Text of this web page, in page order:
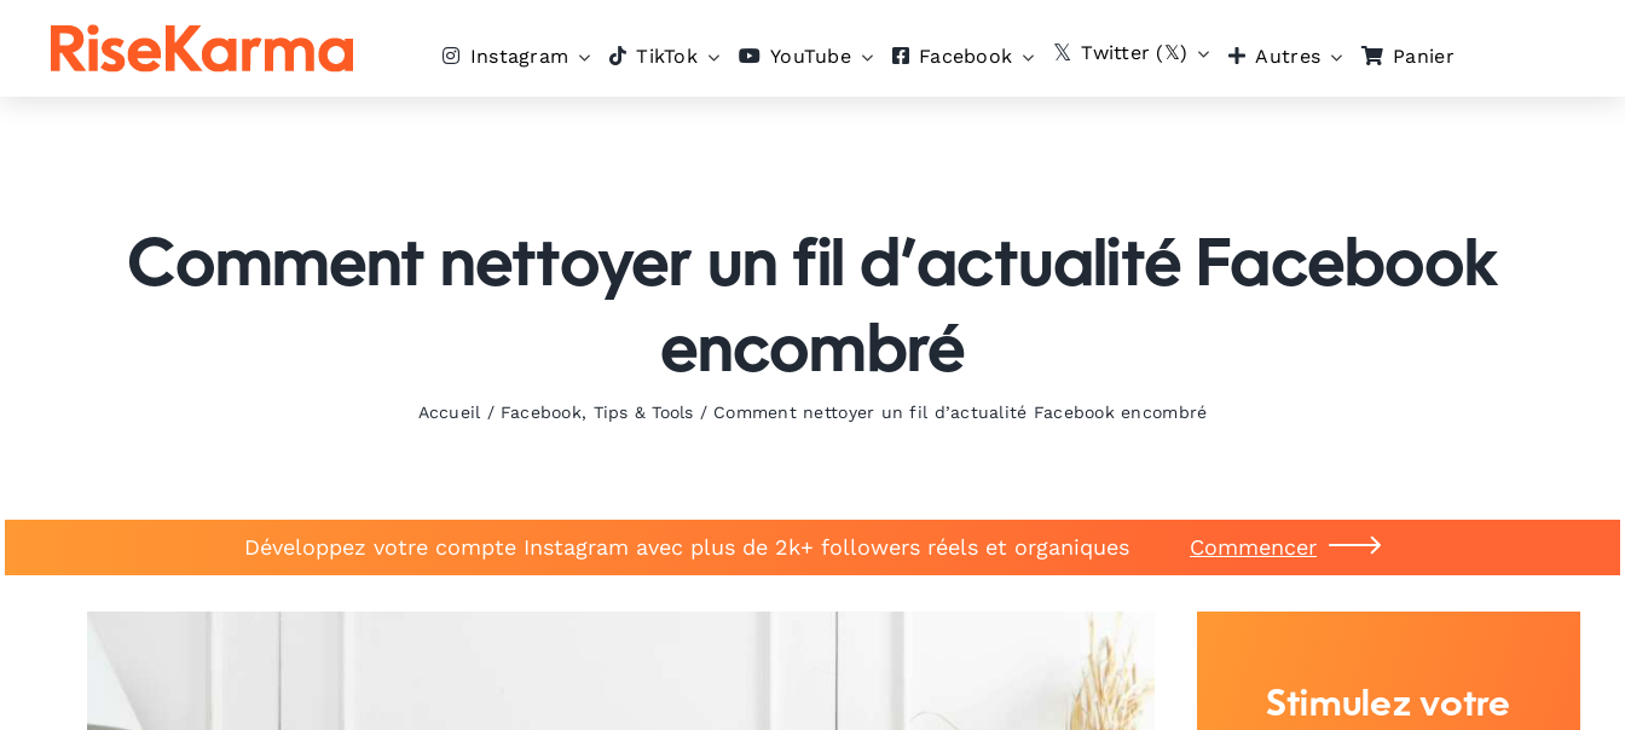
Instagram TikTok YouTube Facebook Twitter (𝕏) Autres Panier
Comment nettoyer un fil d’actualité Facebook
encombré
Accueil / Facebook, Tips & Tools / Comment nettoyer un fil d’actualité Facebook encombré
Développez votre compte Instagram avec plus de 2k+ followers réels et organiques Commencer
Stimulez votre